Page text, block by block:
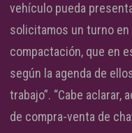
vehículo pueda
solicitamos un turno
compactación, que en
según la agenda de
trabajo”. “Cabe aclarar,
de compra-venta de